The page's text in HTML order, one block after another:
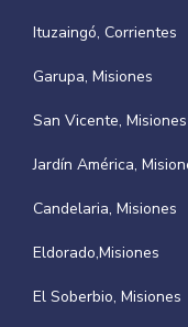
Ituzaingó, Corrientes
Garupa, Misiones
San Vicente, Misiones
Jardín América,
Candelaria, Misiones
Eldorado,Misiones
El Soberbio, Misiones